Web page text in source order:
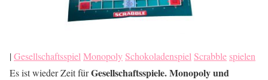
|Gesellschaftsspiel MonopolySchokoladenspiel Scrabble spielen
Es ist wieder Zeit fürGesellschaftsspiele. Monopoly und